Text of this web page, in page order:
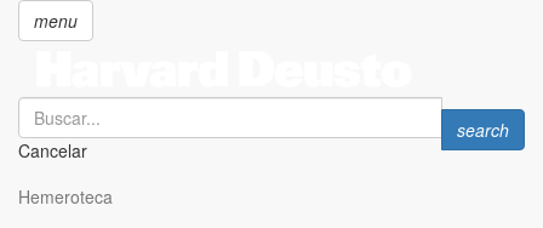
menu
Search
Cancelar
Search
search
Hemeroteca